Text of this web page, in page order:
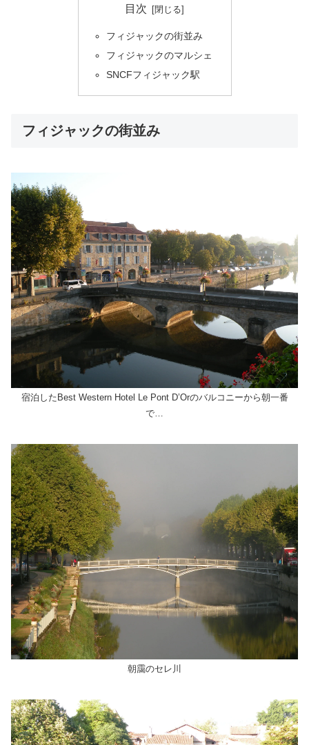
目次
フィジャックの街並み
フィジャックのマルシェ
SNCFフィジャック駅
フィジャックの街並み
宿泊したBest Western Hotel Le Pont D’Orのバルコニーから朝一番
で…
朝靄のセレ川